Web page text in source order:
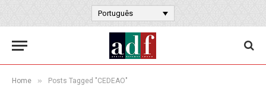
Português
Home » Posts Tagged "CEDEAO"